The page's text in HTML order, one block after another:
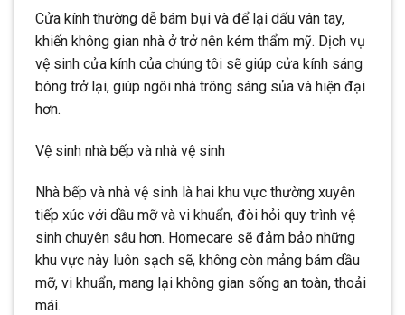
Cửa kính thường dễ bám bụi và để lại dấu vân tay,
khiến không gian nhà ở trở nên kém thẩm mỹ. Dịch vụ
vệ sinh cửa kính của chúng tôi sẽ giúp cửa kính sáng
bóng trở lại, giúp ngôi nhà trông sáng sủa và hiện đại
hơn.
Vệ sinh nhà bếp và nhà vệ sinh
Nhà bếp và nhà vệ sinh là hai khu vực thường xuyên
tiếp xúc với dầu mỡ và vi khuẩn, đòi hỏi quy trình vệ
sinh chuyên sâu hơn. Homecare sẽ đảm bảo những
khu vực này luôn sạch sẽ, không còn mảng bám dầu
mỡ, vi khuẩn, mang lại không gian sống an toàn, thoải
mái.